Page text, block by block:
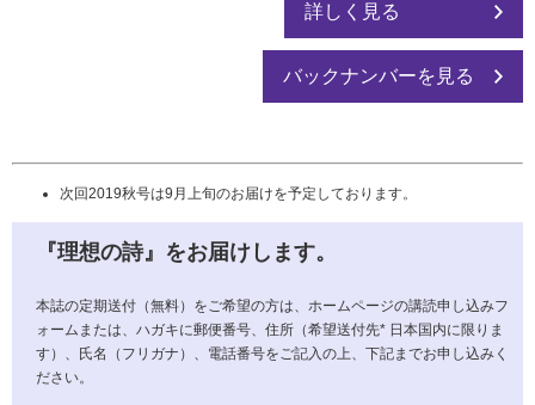
詳しく見る
バックナンバーを見る
次回2019秋号は9月上旬のお届けを予定しております。
『理想の詩』をお届けします。
本誌の定期送付（無料）をご希望の方は、ホームページの講読申し込みフ
ォームまたは、ハガキに郵便番号、住所（希望送付先* 日本国内に限りま
す）、氏名（フリガナ）、電話番号をご記入の上、下記までお申し込みく
ださい。